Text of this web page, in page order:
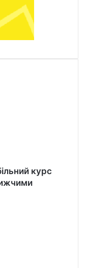
курс